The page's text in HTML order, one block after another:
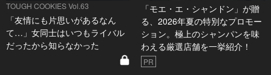
TOUGH COOKIES Vol.63
「友情にも片思いがあるなん
て…」女同士はいつもライバル
だったから知らなかった
「モエ・エ・シャンドン」が贈
る、2026年夏の特別なプロモー
ション。極上のシャンパンを味
わえる厳選店舗を一挙紹介！
PR